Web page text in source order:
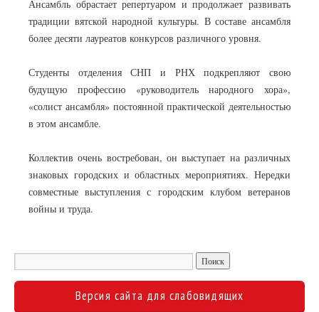
Ансамбль обрастает репертуаром и продолжает развивать
традиции вятской народной культуры. В составе ансамбля
более десяти лауреатов конкурсов различного уровня.
Студенты отделения СНП и РНХ подкрепляют свою
будущую профессию «руководитель народного хора»,
«солист ансамбля» постоянной практической деятельностью
в этом ансамбле.
Коллектив очень востребован, он выступает на различных
знаковых городских и областных мероприятиях. Нередки
совместные выступления с городским клубом ветеранов
войны и труда.
Версия сайта для слабовидящих